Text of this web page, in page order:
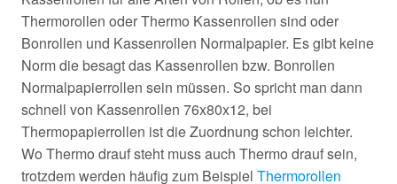
Thermorollen oder Thermo Kassenrollen sind oder
Bonrollen und Kassenrollen Normalpapier. Es gibt keine
Norm die besagt das Kassenrollen bzw. Bonrollen
Normalpapierrollen sein müssen. So spricht man dann
schnell von Kassenrollen 76x80x12, bei
Thermopapierrollen ist die Zuordnung schon leichter.
Wo Thermo drauf steht muss auch Thermo drauf sein,
trotzdem werden häufig zum Beispiel Thermorollen